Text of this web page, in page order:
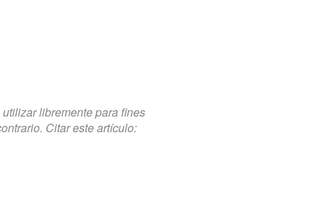
libremente para fines
Citar este artículo: